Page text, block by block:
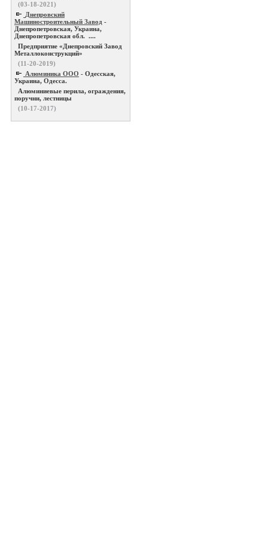
(03-18-2021)
Днепровский
Машиностроительный Завод -
Днепропетровская, Украина,
Днепропетровская обл. ....
Предприятие «Днепровский Завод
Металлоконструкций»
(11-20-2019)
Алюминика ООО - Одесская,
Украина, Одесса.
Алюминиевые перила, ограждения,
поручни, лестницы
(10-17-2017)